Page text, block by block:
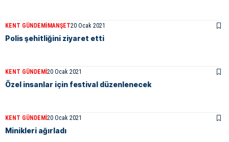
KENT GÜNDEMIMANŞET20 Ocak 2021
Polis şehitliğini ziyaret etti
KENT GÜNDEMI20 Ocak 2021
Özel insanlar için festival düzenlenecek
KENT GÜNDEMI20 Ocak 2021
Minikleri ağırladı